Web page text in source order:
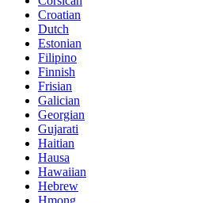
Croatian
Dutch
Estonian
Filipino
Finnish
Frisian
Galician
Georgian
Gujarati
Haitian
Hausa
Hawaiian
Hebrew